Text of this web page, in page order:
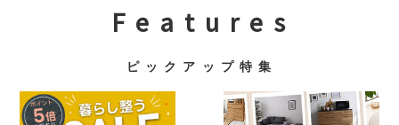
F e a t u r e s
ピ ッ ク ア ッ プ 特 集